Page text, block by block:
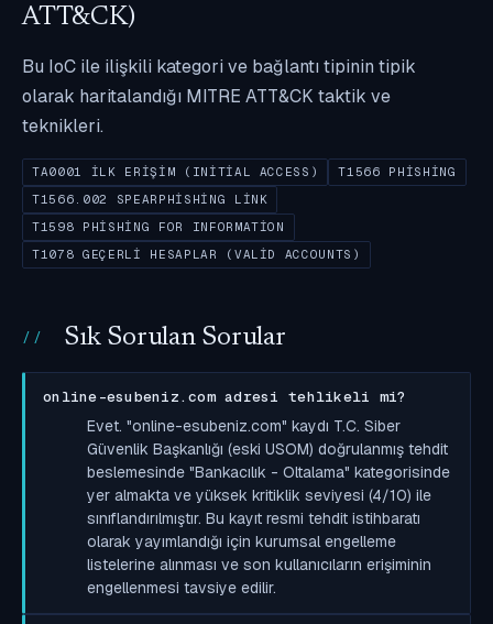
ATT&CK)
Bu IoC ile ilişkili kategori ve bağlantı tipinin tipik
olarak haritalandığı MITRE ATT&CK taktik ve
teknikleri.
TA0001 İLK ERIŞIM (INITIAL ACCESS)
T1566 PHISHING
T1566.002 SPEARPHISHING LINK
T1598 PHISHING FOR INFORMATION
T1078 GEÇERLI HESAPLAR (VALID ACCOUNTS)
Sık Sorulan Sorular
online-esubeniz.com adresi tehlikeli mi?
Evet. "online-esubeniz.com" kaydı T.C. Siber
Güvenlik Başkanlığı (eski USOM) doğrulanmış tehdit
beslemesinde "Bankacılık - Oltalama" kategorisinde
yer almakta ve yüksek kritiklik seviyesi (4/10) ile
sınıflandırılmıştır. Bu kayıt resmi tehdit istihbaratı
olarak yayımlandığı için kurumsal engelleme
listelerine alınması ve son kullanıcıların erişiminin
engellenmesi tavsiye edilir.